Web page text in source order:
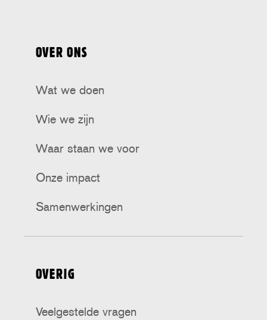
Tiktok
OVER ONS
Wat we doen
Wie we zijn
Waar staan we voor
Onze impact
Samenwerkingen
OVERIG
Veelgestelde vragen